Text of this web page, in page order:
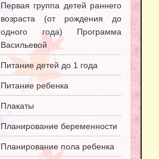
Первая группа детей раннего
возраста (от рождения до
одного года) Программа
Васильевой
Питание детей до 1 года
Питание ребенка
Плакаты
Планирование беременности
Планирование пола ребенка